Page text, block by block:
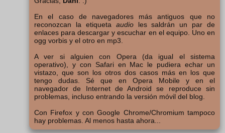
En el caso de navegadores más antiguos que no
reconozcan la etiqueta audioles saldrán un par de
enlaces para descargar y escuchar en el equipo. Uno en
ogg vorbis y el otro en mp3.
A ver si alguien con Opera (da igual el sistema
operativo), y con Safari en Mac le pudiera echar un
vistazo, que son los otros dos casos más en los que
tengo dudas. Sé que en Opera Mobile y en el
navegador de Internet de Android se reproduce sin
problemas, incluso entrando la versión móvil del blog.
Con Firefox y con Google Chrome/Chromium tampoco
hay problemas. Al menos hasta ahora...